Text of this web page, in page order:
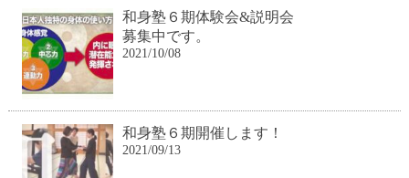
和身塾６期体験会&説明会
募集中です。
2021/10/08
和身塾６期開催します！
2021/09/13